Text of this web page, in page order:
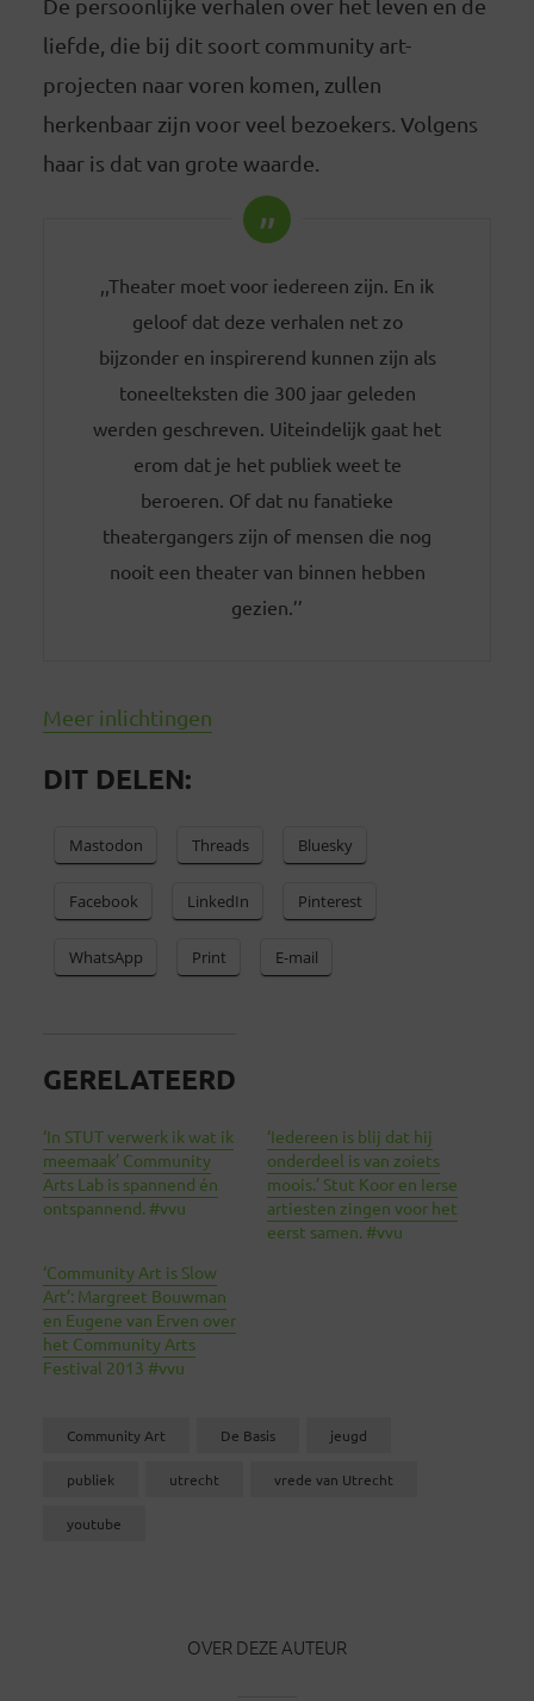
liefde, die bij dit soort community art-
projecten naar voren komen, zullen
herkenbaar zijn voor veel bezoekers. Volgens
haar is dat van grote waarde.
,,Theater moet voor iedereen zijn. En ik
geloof dat deze verhalen net zo
bijzonder en inspirerend kunnen zijn als
toneelteksten die 300 jaar geleden
werden geschreven. Uiteindelijk gaat het
erom dat je het publiek weet te
beroeren. Of dat nu fanatieke
theatergangers zijn of mensen die nog
nooit een theater van binnen hebben
gezien.’’
Meer inlichtingen
DIT DELEN:
Mastodon Threads Bluesky
Facebook LinkedIn Pinterest
WhatsApp Print E-mail
GERELATEERD
‘In STUT verwerk ik wat ik
meemaak’ Community
Arts Lab is spannend én
ontspannend. #vvu
‘Iedereen is blij dat hij
onderdeel is van zoiets
moois.’ Stut Koor en Ierse
artiesten zingen voor het
eerst samen. #vvu
‘Community Art is Slow
Art’: Margreet Bouwman
en Eugene van Erven over
het Community Arts
Festival 2013 #vvu
Community Art De Basis jeugd
publiek utrecht vrede van Utrecht
youtube
OVER DEZE AUTEUR